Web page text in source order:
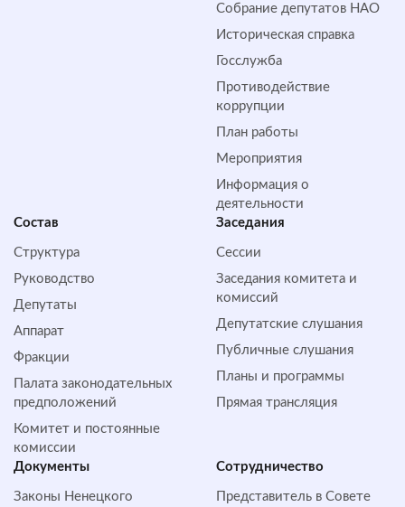
Собрание депутатов НАО
Историческая справка
Госслужба
Противодействие
коррупции
План работы
Мероприятия
Информация о
деятельности
Состав
Структура
Руководство
Депутаты
Аппарат
Фракции
Палата законодательных
предположений
Комитет и постоянные
комиссии
Заседания
Сессии
Заседания комитета и
комиссий
Депутатские слушания
Публичные слушания
Планы и программы
Прямая трансляция
Документы
Законы Ненецкого
Сотрудничество
Представитель в Совете